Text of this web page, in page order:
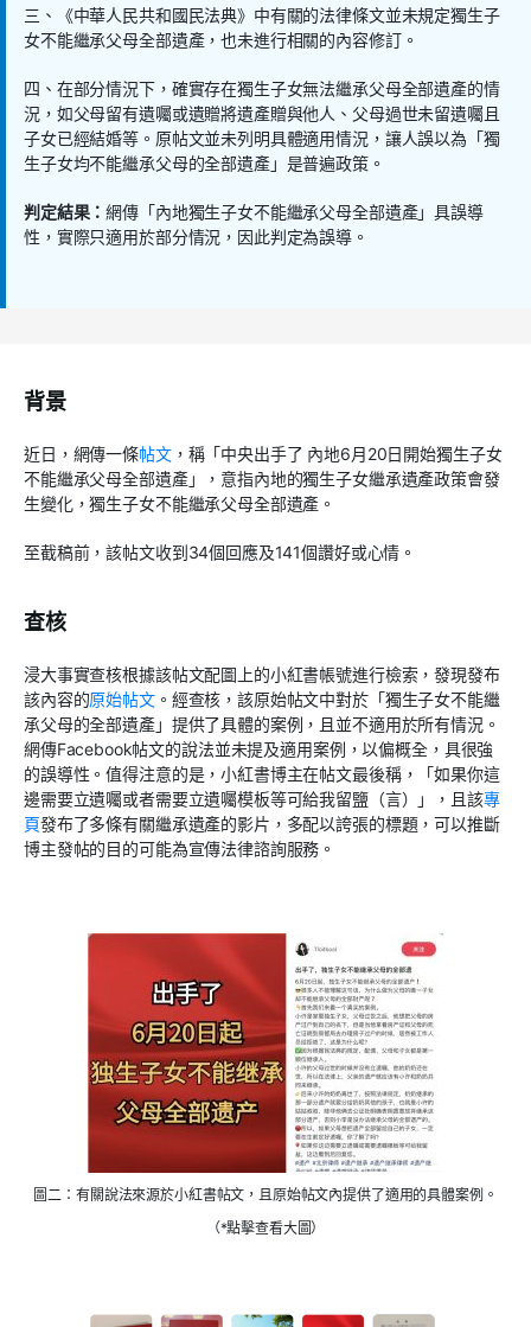
三、《中華人民共和國民法典》中有關的法律條文並未規定獨生子
女不能繼承父母全部遺產，也未進行相關的內容修訂。
四、在部分情況下，確實存在獨生子女無法繼承父母全部遺產的情
況，如父母留有遺囑或遺贈將遺產贈與他人、父母過世未留遺囑且
子女已經結婚等。原帖文並未列明具體適用情況，讓人誤以為「獨
生子女均不能繼承父母的全部遺產」是普遍政策。
判定結果：網傳「內地獨生子女不能繼承父母全部遺產」具誤導
性，實際只適用於部分情況，因此判定為誤導。
背景
近日，網傳一條帖文，稱「中央出手了 內地6月20日開始獨生子女
不能繼承父母全部遺產」，意指內地的獨生子女繼承遺產政策會發
生變化，獨生子女不能繼承父母全部遺產。
至截稿前，該帖文收到34個回應及141個讚好或心情。
查核
浸大事實查核根據該帖文配圖上的小紅書帳號進行檢索，發現發布
該內容的原始帖文。經查核，該原始帖文中對於「獨生子女不能繼
承父母的全部遺產」提供了具體的案例，且並不適用於所有情況。
網傳Facebook帖文的說法並未提及適用案例，以偏概全，具很強
的誤導性。值得注意的是，小紅書博主在帖文最後稱，「如果你這
邊需要立遺囑或者需要立遺囑模板等可給我留鹽（言）」，且該專
頁發布了多條有關繼承遺產的影片，多配以誇張的標題，可以推斷
博主發帖的目的可能為宣傳法律諮詢服務。
圖二：有關說法來源於小紅書帖文，且原始帖文內提供了適用的具體案例。
（*點擊查看大圖）